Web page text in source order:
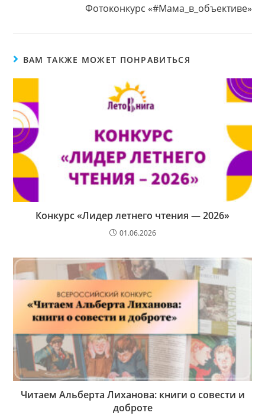
Фотоконкурс «#Мама_в_объективе»
ВАМ ТАКЖЕ МОЖЕТ ПОНРАВИТЬСЯ
Конкурс «Лидер летнего чтения — 2026»
01.06.2026
Читаем Альберта Лиханова: книги о совести и
доброте